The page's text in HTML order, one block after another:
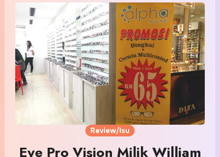
Review/Isu
Eye Pro Vision Milik William